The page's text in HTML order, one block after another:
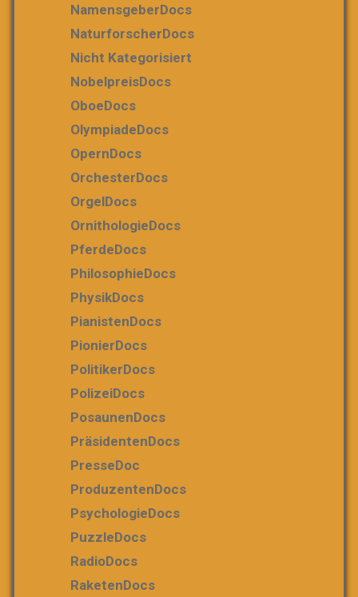
NamensgeberDocs
NaturforscherDocs
Nicht Kategorisiert
NobelpreisDocs
OboeDocs
OlympiadeDocs
OpernDocs
OrchesterDocs
OrgelDocs
OrnithologieDocs
PferdeDocs
PhilosophieDocs
PhysikDocs
PianistenDocs
PionierDocs
PolitikerDocs
PolizeiDocs
PosaunenDocs
PräsidentenDocs
PresseDoc
ProduzentenDocs
PsychologieDocs
PuzzleDocs
RadioDocs
RaketenDocs